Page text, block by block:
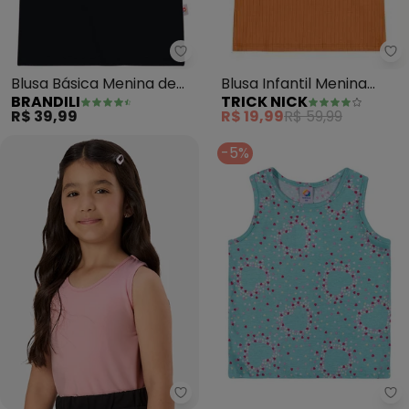
Brandili - Blusa Básica Menina
Blusa Básica Menina de
Cotton (Preto)
BRANDILI
R$ 39,99
Blusa Infantil Menina
Ribana (Laranja)
TRICK NICK
R$ 19,99R$ 59,99
Rovi Kids - Regata Básica
-5%